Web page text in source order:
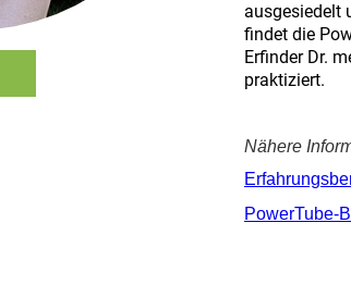
ausgesiedelt
findet die
Erfinder Dr.
praktiziert.
Nähere
PowerTube-